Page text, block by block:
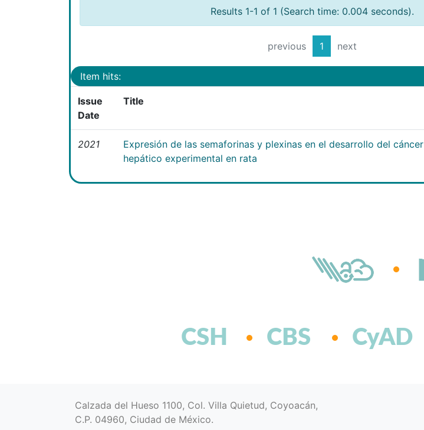
Results 1-1 of 1 (Search time: 0.004 seconds).
previous 1 next
Item hits:
Issue
Date
Title
2021
Expresión de las semaforinas y plexinas en el desarrollo del cáncer
hepático experimental en rata
CSH CBS CyAD
Calzada del Hueso 1100, Col. Villa Quietud, Coyoacán,
C.P. 04960, Ciudad de México.